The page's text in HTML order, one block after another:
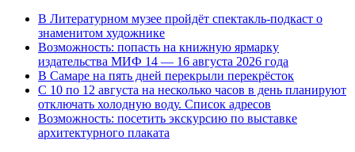
В Литературном музее пройдёт спектакль-подкаст о
знаменитом художнике
Возможность: попасть на книжную ярмарку
издательства МИФ 14 — 16 августа 2026 года
В Самаре на пять дней перекрыли перекрёсток
С 10 по 12 августа на несколько часов в день планируют
отключать холодную воду. Список адресов
Возможность: посетить экскурсию по выставке
архитектурного плаката